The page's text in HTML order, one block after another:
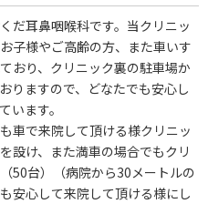
だ耳鼻咽喉科です。当クリニッ
子様やご高齢の方、また車いす
おり、クリニック裏の駐車場か
りますので、どなたでも安心し
います。
車で来院して頂ける様クリニッ
設け、また満車の場合でもクリ
50台）（病院から30メートルの
安心して来院して頂ける様にし